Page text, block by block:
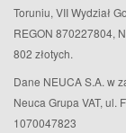
Toruniu, VII Wydział
REGON 870227804,
802 złotych.
Dane NEUCA S.A. w
Neuca Grupa VAT, ul.
1070047823